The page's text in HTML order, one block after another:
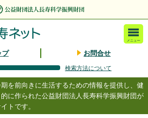
プ お問合せ
メニュー
検索方法について
を前向きに生活するための情報を提供し、健
に作られた公益財団法人長寿科学振興財団が
トです。